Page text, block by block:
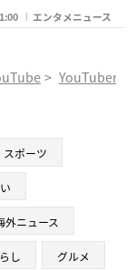
エンタメニュース
> YouTuber
スポーツ
外ニュース
し グルメ